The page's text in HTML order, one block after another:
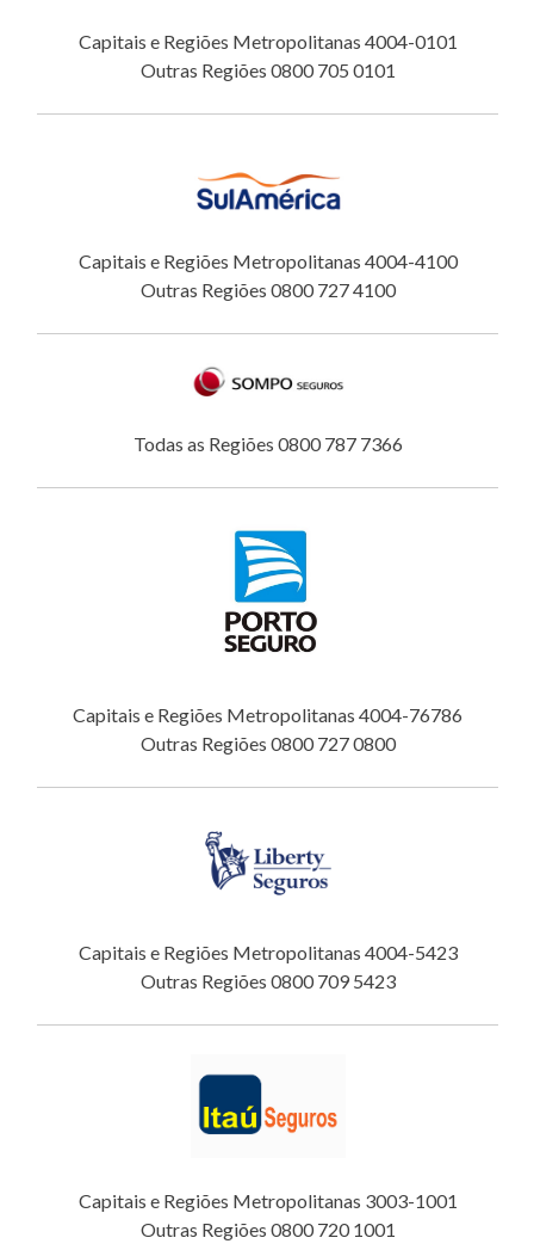
Capitais e Regiões Metropolitanas 4004-0101
Outras Regiões 0800 705 0101
Capitais e Regiões Metropolitanas 4004-4100
Outras Regiões 0800 727 4100
Todas as Regiões 0800 787 7366
Capitais e Regiões Metropolitanas 4004-76786
Outras Regiões 0800 727 0800
Capitais e Regiões Metropolitanas 4004-5423
Outras Regiões 0800 709 5423
Capitais e Regiões Metropolitanas 3003-1001
Outras Regiões 0800 720 1001